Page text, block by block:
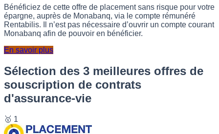
Bénéficiez de cette offre de placement sans risque pour votre
épargne, auprès de Monabanq, via le compte rémunéré
Rentabilis. Il n’est pas nécessaire d’ouvrir un compte courant
Monabanq afin de pouvoir en bénéficier.
En savoir plus
Sélection des 3 meilleures offres de
souscription de contrats
d'assurance-vie
🥇 1